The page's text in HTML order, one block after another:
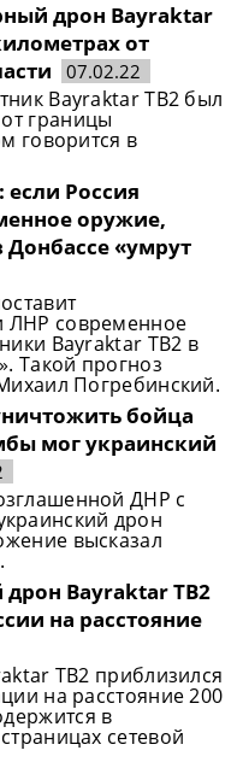
дрон Bayraktar
от
07.02.22
Bayraktar TB2 был
границы
говорится в
Россия
оружие,
Донбассе «умрут
ЛНР современное
Bayraktar TB2 в
Такой прогноз
Погребинский.
бойца
мог украинский
ДНР с
дрон
высказал
Bayraktar TB2
на расстояние
TB2 приблизился
на расстояние 200
в
сетевой